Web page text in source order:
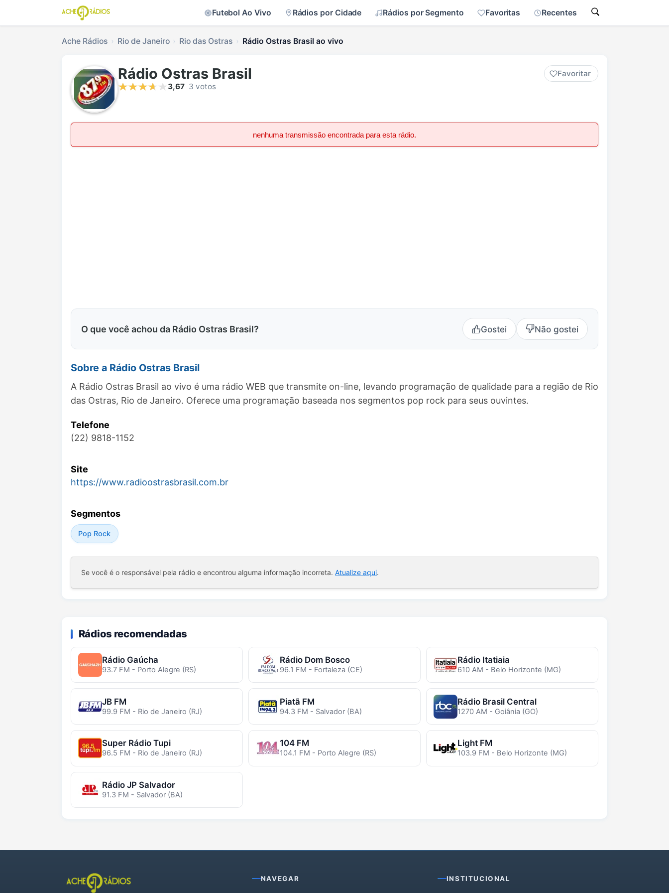
Futebol Ao Vivo Rádios por Cidade Rádios por Segmento Favoritas Recentes
Ache Rádios Rio de Janeiro Rio das Ostras Rádio Ostras Brasil ao vivo
Rádio Ostras Brasil
Favoritar
3,67 3 votos
nenhuma transmissão encontrada para esta rádio.
O que você achou da Rádio Ostras Brasil? Gostei Não gostei
Sobre a Rádio Ostras Brasil
A Rádio Ostras Brasil ao vivo é uma rádio WEB que transmite on-line, levando programação de qualidade para a região de Rio
das Ostras, Rio de Janeiro. Oferece uma programação baseada nos segmentos pop rock para seus ouvintes.
Telefone
(22) 9818-1152
Site
https://www.radioostrasbrasil.com.br
Segmentos
Pop Rock
Se você é o responsável pela rádio e encontrou alguma informação incorreta. Atualize aqui.
Rádios recomendadas
Rádio Gaúcha
93.7 FM - Porto Alegre (RS)
Rádio Dom Bosco
96.1 FM - Fortaleza (CE)
Rádio Itatiaia
610 AM - Belo Horizonte (MG)
JB FM
99.9 FM - Rio de Janeiro (RJ)
Piatã FM
94.3 FM - Salvador (BA)
Rádio Brasil Central
1270 AM - Goiânia (GO)
Super Rádio Tupi
96.5 FM - Rio de Janeiro (RJ)
104 FM
104.1 FM - Porto Alegre (RS)
Light FM
103.9 FM - Belo Horizonte (MG)
Rádio JP Salvador
91.3 FM - Salvador (BA)
NAVEGAR INSTITUCIONAL